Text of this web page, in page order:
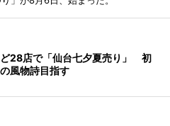
28店で「仙台七夕夏売り」 初
風物詩目指す